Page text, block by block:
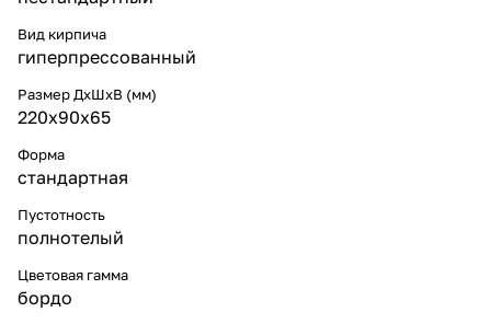
Вид кирпича
гиперпрессованный
Размер ДхШхВ (мм)
220x90x65
Форма
стандартная
Пустотность
полнотелый
Цветовая гамма
бордо